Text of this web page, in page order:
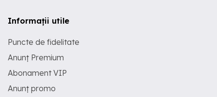
Informații utile
Puncte de fidelitate
Anunț Premium
Abonament VIP
Anunț promo